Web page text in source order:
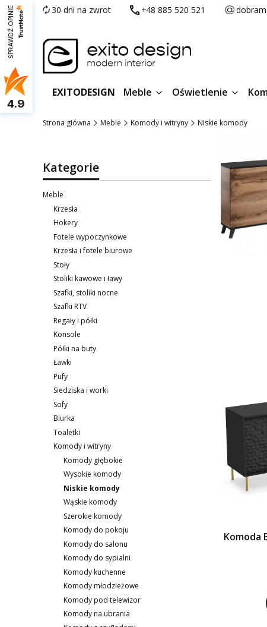
30 dni na zwrot +48 885 520 521
EXITODESIGN Meble Oświetlenie
Strona główna Meble Komody i witryny Niskie komody
Kategorie
Meble
Krzesła
Hokery
Fotele wypoczynkowe
Krzesła i fotele biurowe
Stoły
Stoliki kawowe i ławy
Szafki, stoliki nocne
Szafki RTV
Regały i półki
Konsole
Półki na buty
Ławki
Pufy
Siedziska i worki
Sofy
Biurka
Toaletki
Komody i witryny
Komody głębokie
Wysokie komody
Niskie komody
Wąskie komody
Szerokie komody
Komody do pokoju
Komody do salonu
Komody do sypialni
Komody kuchenne
Komody młodzieżowe
Komody pod telewizor
Komody na ubrania
Komoda
SPRAWDŹ OPINIE
4.9